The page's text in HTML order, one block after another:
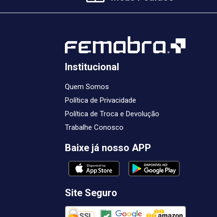
Institucional
Quem Somos
Política de Privacidade
Política de Troca e Devolução
Trabalhe Conosco
Baixe já nosso APP
Site Seguro